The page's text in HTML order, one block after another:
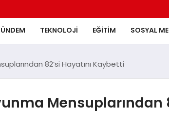
TEKNOLOJI EĞITIM SOSYAL
82’si Hayatını Kaybetti
Mensuplarından